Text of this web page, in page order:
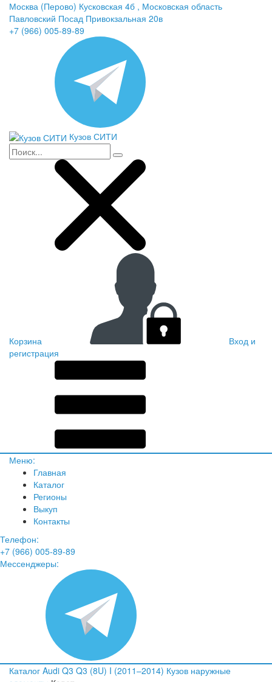
Москва (Перово) Кусковская 4б , Московская область
Павловский Посад Привокзальная 20в
+7 (966) 005-89-89
Кузов СИТИ
Корзина
Вход и
регистрация
Меню:
Главная
Каталог
Регионы
Выкуп
Контакты
Телефон:
+7 (966) 005-89-89
Мессенджеры:
Каталог Audi Q3 Q3 (8U) I (2011–2014) Кузов наружные